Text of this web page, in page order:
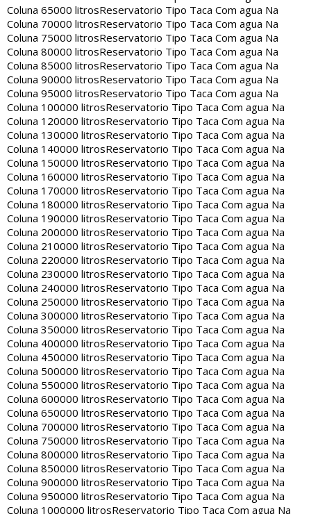
Coluna 65000 litrosReservatorio Tipo Taca Com agua Na
Coluna 70000 litrosReservatorio Tipo Taca Com agua Na
Coluna 75000 litrosReservatorio Tipo Taca Com agua Na
Coluna 80000 litrosReservatorio Tipo Taca Com agua Na
Coluna 85000 litrosReservatorio Tipo Taca Com agua Na
Coluna 90000 litrosReservatorio Tipo Taca Com agua Na
Coluna 95000 litrosReservatorio Tipo Taca Com agua Na
Coluna 100000 litrosReservatorio Tipo Taca Com agua Na
Coluna 120000 litrosReservatorio Tipo Taca Com agua Na
Coluna 130000 litrosReservatorio Tipo Taca Com agua Na
Coluna 140000 litrosReservatorio Tipo Taca Com agua Na
Coluna 150000 litrosReservatorio Tipo Taca Com agua Na
Coluna 160000 litrosReservatorio Tipo Taca Com agua Na
Coluna 170000 litrosReservatorio Tipo Taca Com agua Na
Coluna 180000 litrosReservatorio Tipo Taca Com agua Na
Coluna 190000 litrosReservatorio Tipo Taca Com agua Na
Coluna 200000 litrosReservatorio Tipo Taca Com agua Na
Coluna 210000 litrosReservatorio Tipo Taca Com agua Na
Coluna 220000 litrosReservatorio Tipo Taca Com agua Na
Coluna 230000 litrosReservatorio Tipo Taca Com agua Na
Coluna 240000 litrosReservatorio Tipo Taca Com agua Na
Coluna 250000 litrosReservatorio Tipo Taca Com agua Na
Coluna 300000 litrosReservatorio Tipo Taca Com agua Na
Coluna 350000 litrosReservatorio Tipo Taca Com agua Na
Coluna 400000 litrosReservatorio Tipo Taca Com agua Na
Coluna 450000 litrosReservatorio Tipo Taca Com agua Na
Coluna 500000 litrosReservatorio Tipo Taca Com agua Na
Coluna 550000 litrosReservatorio Tipo Taca Com agua Na
Coluna 600000 litrosReservatorio Tipo Taca Com agua Na
Coluna 650000 litrosReservatorio Tipo Taca Com agua Na
Coluna 700000 litrosReservatorio Tipo Taca Com agua Na
Coluna 750000 litrosReservatorio Tipo Taca Com agua Na
Coluna 800000 litrosReservatorio Tipo Taca Com agua Na
Coluna 850000 litrosReservatorio Tipo Taca Com agua Na
Coluna 900000 litrosReservatorio Tipo Taca Com agua Na
Coluna 950000 litrosReservatorio Tipo Taca Com agua Na
Coluna 1000000 litrosReservatorio Tipo Taca Com agua Na